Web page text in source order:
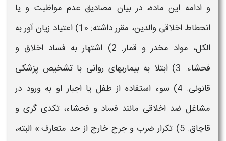
و ادامه این ماده، در بیان مصادیق عدم مواظبت و یا
انحطاط اخلاقی والدین، مقرر داشته: «1) اعتیاد زیان آور به
الکل، مواد مخدر و قمار. 2) اشتهار به فساد اخلاق و
فحشاء. 3) ابتلا به بیماریهای روانی با تشخیص پزشکی
قانونی. 4) سوء استفاده از طفل یا اجبار او به ورود در
مشاغل ضد اخلاقی مانند فساد و فحشاء، تکدی گری و
قاچاق. 5) تکرار ضرب و جرح خارج از حد متعارف.» البته،